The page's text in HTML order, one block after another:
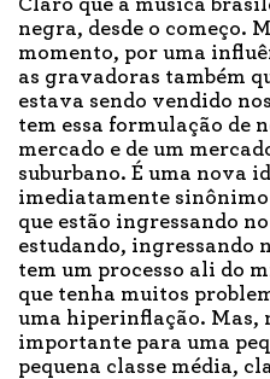
Claro que a música
negra, desde o começo.
momento, por uma
as gravadoras também
estava sendo vendido
tem essa formulação de
mercado e de um
suburbano. É uma nova
imediatamente sinônimo
que estão ingressando
estudando, ingressando
tem um processo ali do
que tenha muitos
uma hiperinflação. Mas,
importante para uma
pequena classe média,